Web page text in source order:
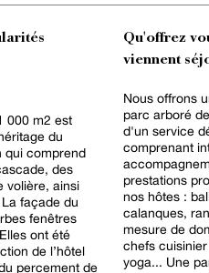
000 m2 est
du
qui comprend
des
volière, ainsi
façade du
fenêtres
ont été
de l’hôtel
percement de
Qu'offrez
viennent
Nous offrons
parc arboré
d'un service
comprenant
prestations
nos hôtes :
calanques,
mesure de
chefs
yoga... Une